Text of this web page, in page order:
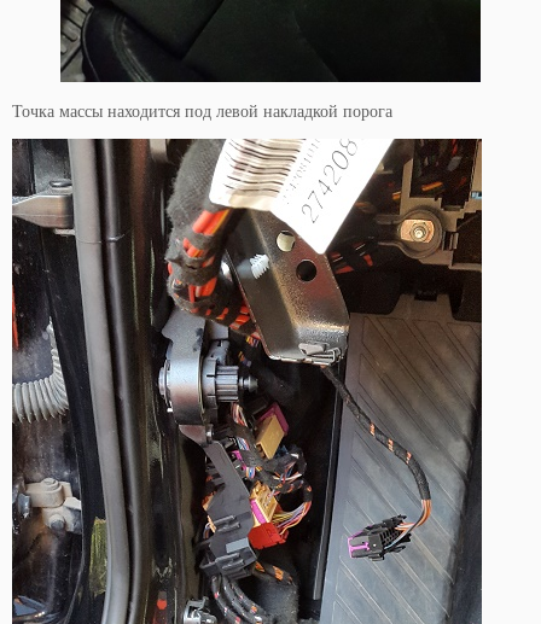
Точка массы находится под левой накладкой порога